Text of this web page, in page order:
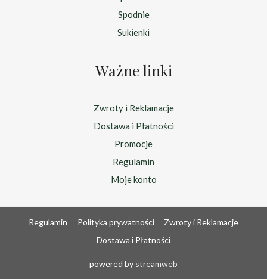
Spodnie
Sukienki
Ważne linki
Zwroty i Reklamacje
Dostawa i Płatności
Promocje
Regulamin
Moje konto
Regulamin Polityka prywatności
Zwroty i Reklamacje
Dostawa i Płatności
powered by streamweb